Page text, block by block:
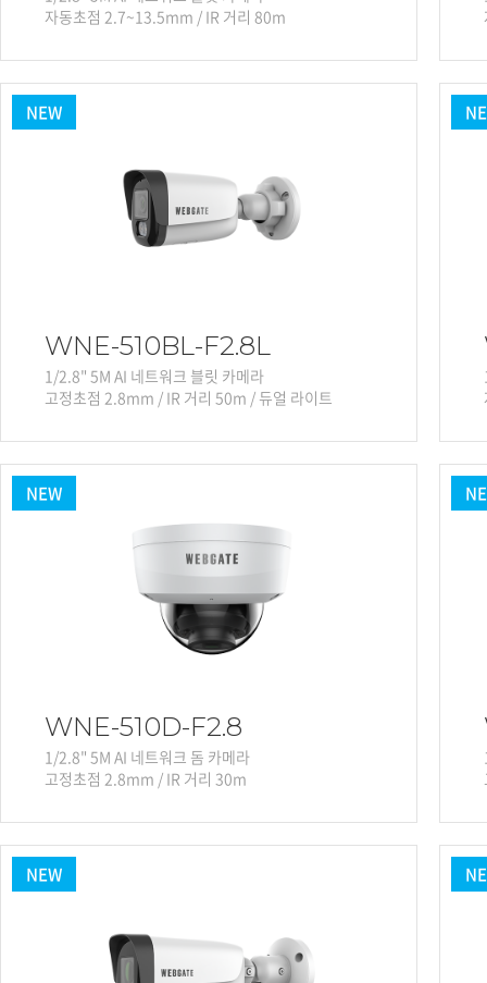
자동초점 2.7~13.5mm / IR 거리 80m
NEW
WNE-510BL-F2.8L
1/2.8" 5M AI 네트워크 블릿 카메라
고정초점 2.8mm / IR 거리 50m / 듀얼 라이트
NEW
WNE-510D-F2.8
1/2.8" 5M AI 네트워크 돔 카메라
고정초점 2.8mm / IR 거리 30m
NEW